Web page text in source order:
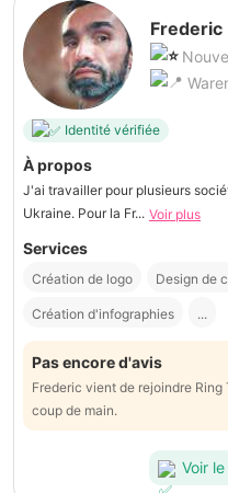
Frederic
Identité vérifiée
À propos
J'ai travailler pour plusieurs
Ukraine. Pour la Fr... Voir plus
Services
Création de logo Design de
Création d'infographies ...
Pas encore d'avis
Frederic vient de rejoindre
coup de main.
Voir